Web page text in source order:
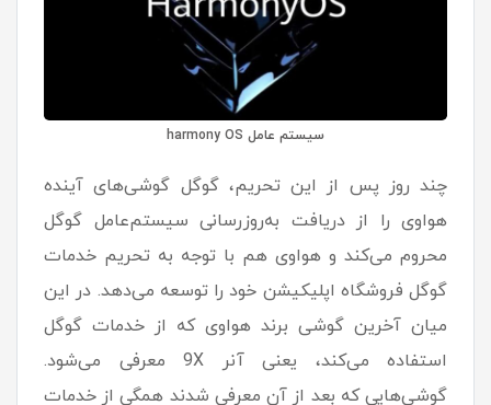
سیستم عامل harmony OS
چند روز پس از این تحریم، گوگل گوشی‌های آینده
هواوی را از دریافت به‌روزرسانی سیستم‌‌عامل گوگل
محروم می‌کند و هواوی هم با توجه به تحریم خدمات
گوگل فروشگاه اپلیکیشن خود را توسعه می‌دهد. در این
میان آخرین گوشی برند هواوی که از خدمات گوگل
استفاده می‌کند، یعنی آنر 9X معرفی می‌شود.
گوشی‌هایی که بعد از آن معرفی شدند همگی از خدمات